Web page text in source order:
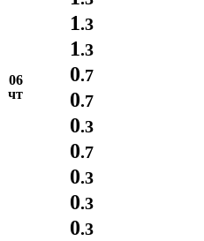
06
чт
1.3
1.3
0.7
0.7
0.3
0.7
0.3
0.3
0.3